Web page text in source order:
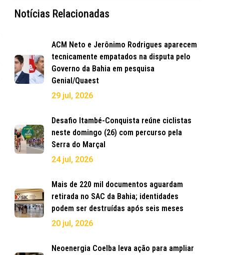
Notícias Relacionadas
ACM Neto e Jerônimo Rodrigues aparecem
tecnicamente empatados na disputa pelo
Governo da Bahia em pesquisa
Genial/Quaest
29 jul, 2026
Desafio Itambé-Conquista reúne ciclistas
neste domingo (26) com percurso pela
Serra do Marçal
24 jul, 2026
Mais de 220 mil documentos aguardam
retirada no SAC da Bahia; identidades
podem ser destruídas após seis meses
20 jul, 2026
Neoenergia Coelba leva ação para ampliar